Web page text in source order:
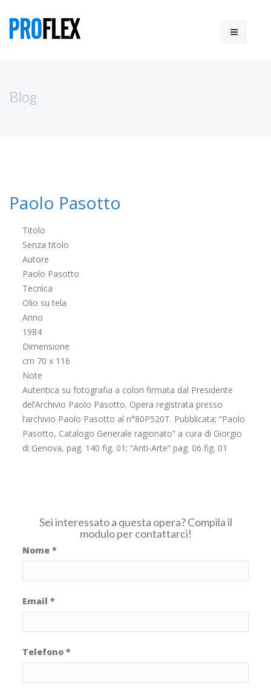
Blog
Paolo Pasotto
Titolo
Senza titolo
Autore
Paolo Pasotto
Tecnica
Olio su tela
Anno
1984
Dimensione
cm 70 x 116
Note
Autentica su fotografia a colori firmata dal Presidente
del’Archivio Paolo Pasotto. Opera registrata presso
l’archivio Paolo Pasotto al n°80P520T. Pubblicata; “Paolo
Pasotto, Catalogo Generale ragionato” a cura di Giorgio
di Genova, pag. 140 fig. 01; “Anti-Arte” pag. 06 fig. 01
Sei interessato a questa opera? Compila il
modulo per contattarci!
Nome *
Email *
Telefono *